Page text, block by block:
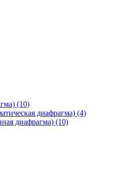
(10)
диафрагма) (4)
диафрагма) (10)